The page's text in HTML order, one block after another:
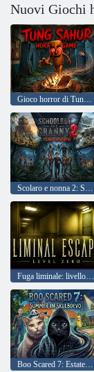
Nuovi Giochi
Gioco horror di Tung Sahur
Fuga liminale: livello zero
Boo Scared 7: Estate a Skulboevo